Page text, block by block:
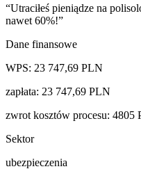
“Utraciłeś pieniądze na
nawet 60%!”
Dane finansowe
WPS: 23 747,69 PLN
zapłata: 23 747,69 PLN
zwrot kosztów procesu: 4805
Sektor
ubezpieczenia